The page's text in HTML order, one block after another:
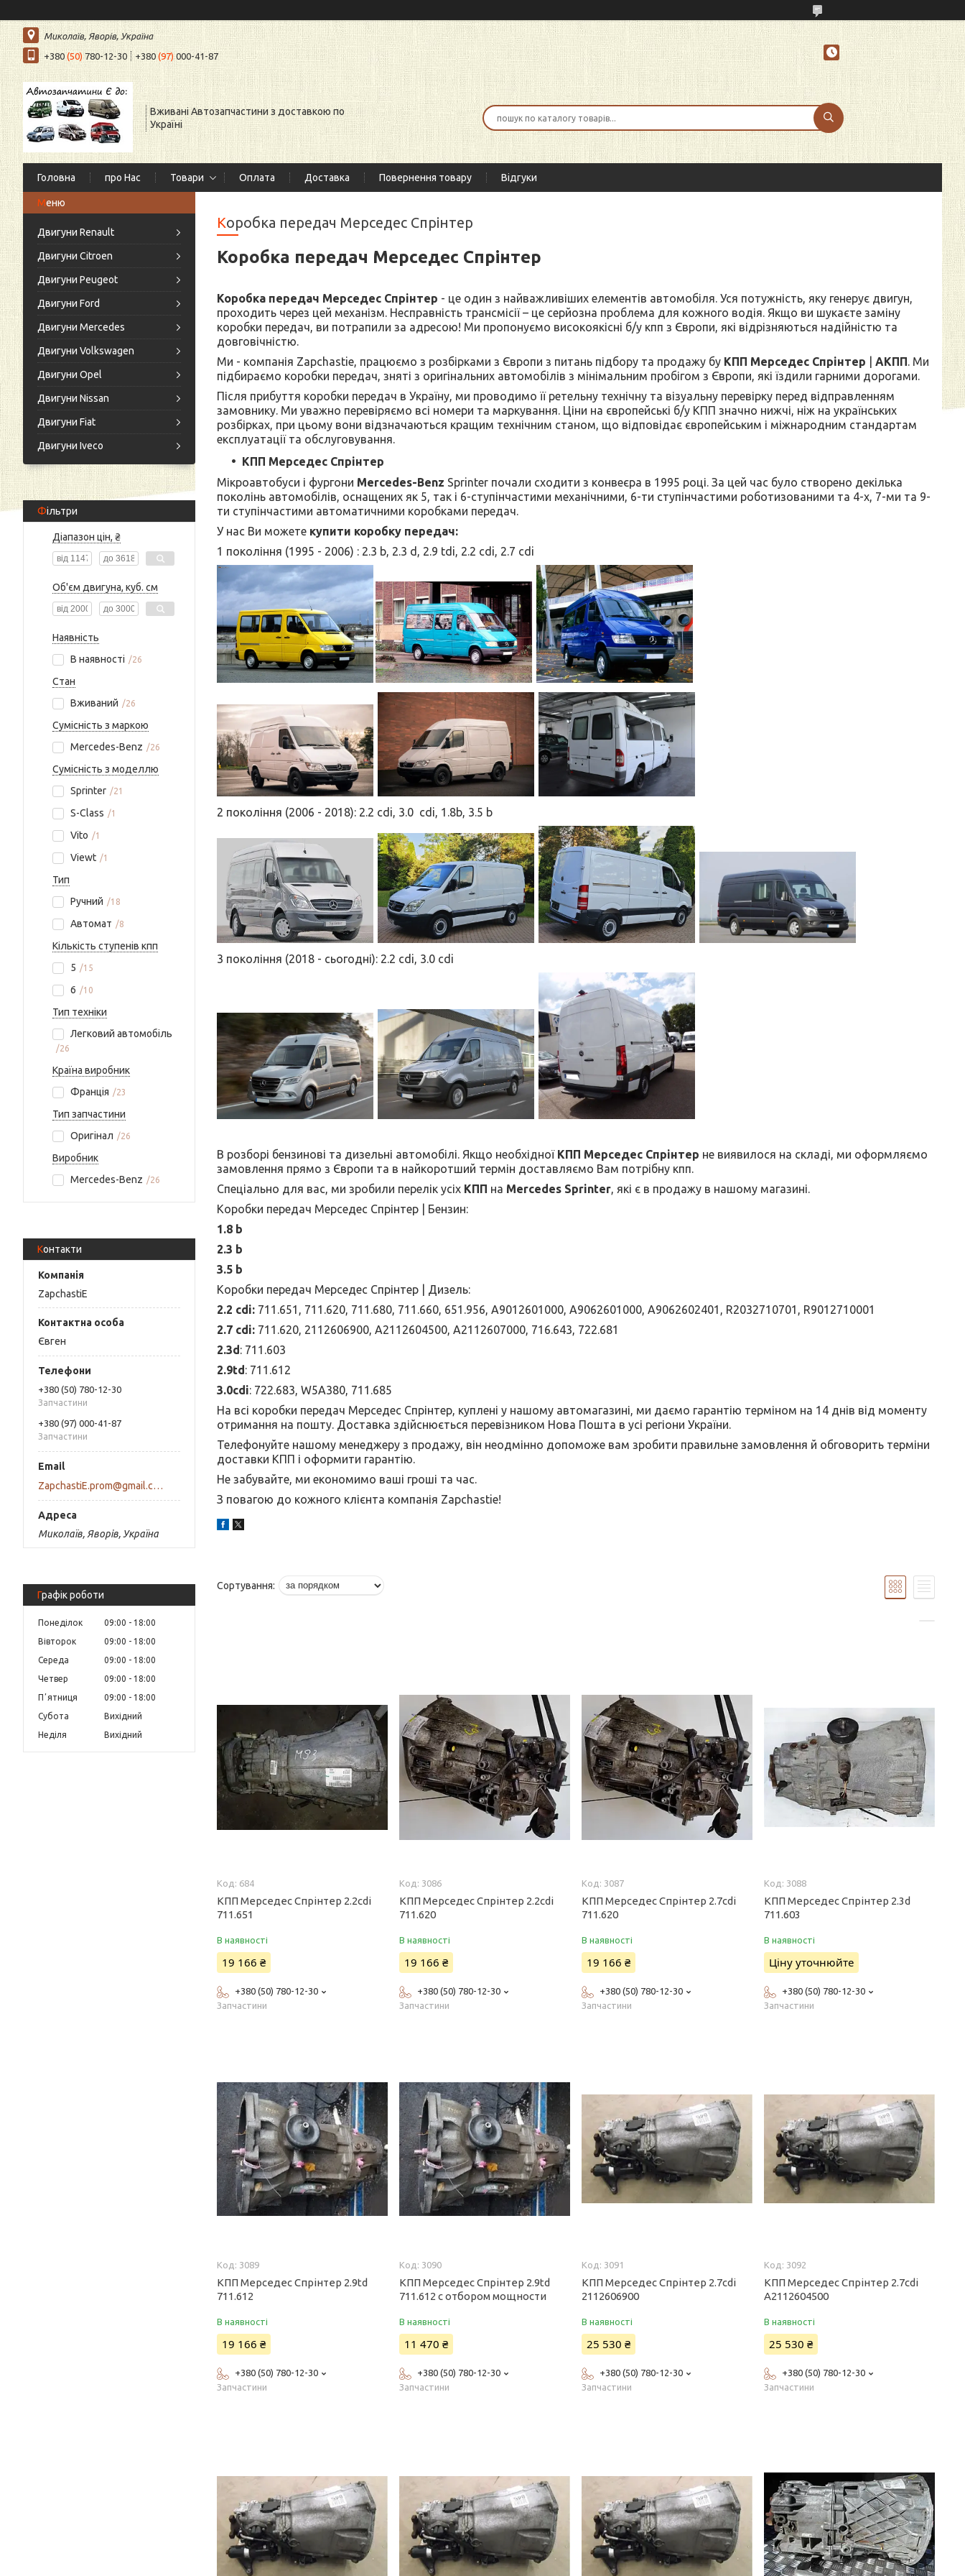
Миколаїв, Яворів, Україна
+380 (50)780-12-30 +380(97)000-41-87
Вживані Автозапчастини з доставкою по
Україні
Головна про Нас Товари Оплата Доставка Повернення товару Відгуки
Двигуни Renault
Двигуни Citroen
Двигуни Peugeot
Двигуни Ford
Двигуни Mercedes
Двигуни Volkswagen
Двигуни Opel
Двигуни Nissan
Двигуни Fiat
Двигуни Iveco
Фільтри
Діапазон цін, ₴
Об'єм двигуна, куб. см
Наявність
В наявності
26
Стан
Вживаний
26
Сумісність з маркою
Mercedes-Benz
26
Сумісність з моделлю
Sprinter
21
S-Class 1
Vito 1
Viewt 1
Тип
Ручний
18
Автомат 8
Кількість ступенів кпп
5
15
6 10
Тип техніки
Легковий автомобіль
26
Країна виробник
Франція
23
Тип запчастини
Оригінал
26
Виробник
Mercedes-Benz
26
Контакти
ZapchastiE
Євген
+380 (50) 780-12-30
Запчастини
+380 (97) 000-41-87
Запчастини
ZapchastiE.prom@gmail.com
Миколаїв, Яворів, Україна
Графік роботи
Понеділок 09:00
18:00
Вівторок
09:00
18:00
Середа
09:00
18:00
Четвер
09:00
18:00
Пʼятниця
09:00
18:00
Субота
Вихідний
Неділя
Вихідний
Коробка передач Мерседес Спрінтер
Коробка передач Мерседес Спрінтер
Коробка передач Мерседес Спрінтер - це один з найважливіших елементів автомобіля. Уся потужність, яку генерує двигун,
проходить через цей механізм. Несправність трансмісії – це серйозна проблема для кожного водія. Якщо ви шукаєте заміну
коробки передач, ви потрапили за адресою! Ми пропонуємо високоякісні б/у кпп з Європи, які відрізняються надійністю та
довговічністю.
Ми - компанія Zapchastie, працюємо з розбірками з Європи з питань підбору та продажу бу КПП Мерседес Спрінтер АКПП. Ми
підбираємо коробки передач, зняті з оригінальних автомобілів з мінімальним пробігом з Європи, які їздили гарними дорогами.
Після прибуття коробки передач в Україну, ми проводимо її ретельну технічну та візуальну перевірку перед відправленням
замовнику. Ми уважно перевіряємо всі номери та маркування. Ціни на європейські б/у КПП значно нижчі, ніж на українських
розбірках, при цьому вони відзначаються кращим технічним станом, що відповідає європейським і міжнародним стандартам
експлуатації та обслуговування.
КПП Мерседес Спрінтер
Мікроавтобуси і фургони Mercedes-Benz Sprinter почали сходити з конвеєра в 1995 році. За цей час було створено декілька
поколінь автомобілів, оснащених як 5, так і 6-ступінчастими механічними, 6-ти ступінчастими роботизованими та 4-х, 7-ми та 9-
ти ступінчастими автоматичними коробками передач.
У нас Ви можете купити коробку передач:
1 покоління (1995 - 2006) : 2.3 b, 2.3 d, 2.9 tdi, 2.2 cdi, 2.7 cdi
2 покоління (2006 - 2018): 2.2 cdi, 3.0 cdi, 1.8b, 3.5 b
3 покоління (2018 - сьогодні): 2.2 cdi, 3.0 cdi
В розборі бензинові та дизельні автомобілі. Якщо необхідної КПП Мерседес Спрінтер не виявилося на складі, ми оформляємо
замовлення прямо з Європи та в найкоротший термін доставляємо Вам потрібну кпп.
Спеціально для вас, ми зробили перелік усіх КПП на Mercedes Sprinter, які є в продажу в нашому магазині.
Коробки передач Мерседес Спрінтер | Бензин:
1.8 b
2.3 b
3.5 b
Коробки передач Мерседес Спрінтер | Дизель:
2.2 cdi: 711.651, 711.620, 711.680, 711.660, 651.956, A9012601000, A9062601000, A9062602401, R2032710701, R9012710001
2.7 cdi: 711.620, 2112606900, A2112604500, A2112607000, 716.643, 722.681
2.3d: 711.603
2.9td: 711.612
3.0cdi: 722.683, W5A380, 711.685
На всі коробки передач Мерседес Спрінтер, куплені у нашому автомагазині, ми даємо гарантію терміном на 14 днів від моменту
отримання на пошту. Доставка здійснюється перевізником Нова Пошта в усі регіони України.
Телефонуйте нашому менеджеру з продажу, він неодмінно допоможе вам зробити правильне замовлення й обговорить терміни
доставки КПП і оформити гарантію.
Не забувайте, ми економимо ваші гроші та час.
З повагою до кожного клієнта компанія Zapchastie!
684
КПП Мерседес Спрінтер 2.2сdi
711.651
В наявності
19 166 ₴
+380 (50) 780-12-30
Запчастини
3086
КПП Мерседес Спрінтер 2.2сdi
711.620
В наявності
19 166 ₴
+380 (50) 780-12-30
Запчастини
3087
КПП Мерседес Спрінтер 2.7сdi
711.620
В наявності
19 166 ₴
+380 (50) 780-12-30
Запчастини
3088
КПП Мерседес Спрінтер 2.3d
711.603
В наявності
Ціну уточнюйте
+380 (50) 780-12-30
Запчастини
3089
КПП Мерседес Спрінтер 2.9td
711.612
В наявності
19 166 ₴
+380 (50) 780-12-30
Запчастини
3090
КПП Мерседес Спрінтер 2.9td
711.612 с отбором мощности
В наявності
11 470 ₴
+380 (50) 780-12-30
Запчастини
3091
КПП Мерседес Спрінтер 2.7cdi
2112606900
В наявності
25 530 ₴
+380 (50) 780-12-30
Запчастини
3092
КПП Мерседес Спрінтер 2.7cdi
A2112604500
В наявності
25 530 ₴
+380 (50) 780-12-30
Запчастини